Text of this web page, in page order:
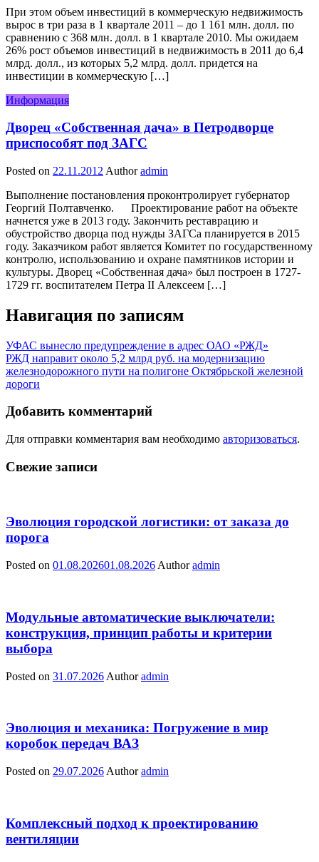
При этом объем инвестиций в коммерческую недвижимость
вырос в три раза в 1 квартале 2011 – до 1 161 млн. долл. по
сравнению с 368 млн. долл. в 1 квартале 2010. Мы ожидаем
26% рост объемов инвестиций в недвижимость в 2011 до 6,4
млрд. долл., из которых 5,2 млрд. долл. придется на
инвестиции в коммерческую […]
Информация
Дворец «Собственная дача» в Петродворце
приспособят под ЗАГС
Posted on 22.11.2012 Author admin
Выполнение постановления проконтролирует губернатор
Георгий Полтавченко. Проектирование работ на объекте
начнется уже в 2013 году. Закончить реставрацию и
обустройство дворца под нужды ЗАГСа планируется в 2015
году. Заказчиком работ является Комитет по государственному
контролю, использованию и охране памятников истории и
культуры. Дворец «Собственная дача» был построен в 1727-
1729 гг. воспитателем Петра II Алексеем […]
Навигация по записям
УФАС вынесло предупреждение в адрес ОАО «РЖД»
РЖД направит около 5,2 млрд руб. на модернизацию
железнодорожного пути на полигоне Октябрьской железной
дороги
Добавить комментарий
Для отправки комментария вам необходимо авторизоваться.
Свежие записи
Эволюция городской логистики: от заказа до
порога
Posted on 01.08.202601.08.2026 Author admin
Модульные автоматические выключатели:
конструкция, принцип работы и критерии
выбора
Posted on 31.07.2026 Author admin
Эволюция и механика: Погружение в мир
коробок передач ВАЗ
Posted on 29.07.2026 Author admin
Комплексный подход к проектированию
вентиляции